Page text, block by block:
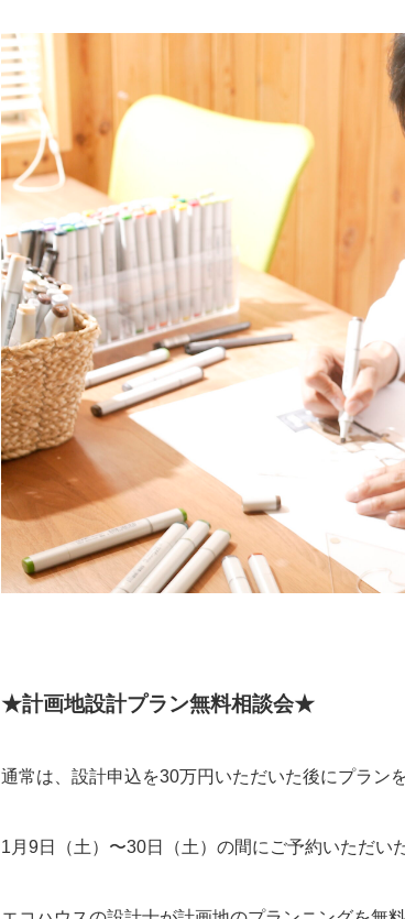
★計画地設計プラン無料相談会★
通常は、設計申込を30万円いただいた後にプラン
1月9日（土）〜30日（土）の間にご予約いただい